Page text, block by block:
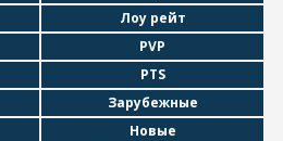
Лоу рейт
PVP
PTS
Зарубежные
Новые